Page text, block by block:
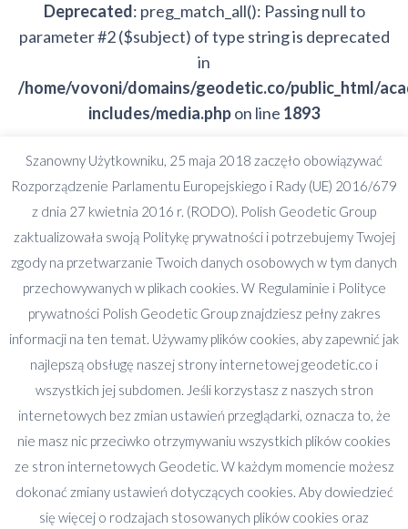
Deprecated: preg_match_all(): Passing null to
parameter #2 ($subject) of type string is deprecated
in
/home/vovoni/domains/geodetic.co/public_html/
includes/media.phpon line 1893
Deprecated: preg_split(): Passing null to parameter
#2 ($subject) of type string is deprecated in
/home/vovoni/domains/geodetic.co/public_html/
includes/formatting.phpon line3501
Deprecated: preg_split(): Passing null to parameter
#2 ($subject) of type string is deprecated in
/home/vovoni/domains/geodetic.co/public_html/
includes/formatting.phpon line3501
Share this image
Share
on
Facebook
Share
on
X
Share
on
Pinterest
Share
on
LinkedIn
Share
on
WhatsApp
Szanowny Użytkowniku, 25 maja 2018 zaczęło obowiązywać
Rozporządzenie Parlamentu Europejskiego i Rady (UE) 2016/679
z dnia 27 kwietnia 2016 r. (RODO). Polish Geodetic Group
zaktualizowała swoją Politykę prywatności i potrzebujemy Twojej
zgody na przetwarzanie Twoich danych osobowych w tym danych
przechowywanych w plikach cookies. W Regulaminie i Polityce
prywatności Polish Geodetic Group znajdziesz pełny zakres
informacji na ten temat. Używamy plików cookies, aby zapewnić jak
najlepszą obsługę naszej strony internetowej geodetic.co i
wszystkich jej subdomen. Jeśli korzystasz z naszych stron
internetowych bez zmian ustawień przeglądarki, oznacza to, że
nie masz nic przeciwko otrzymywaniu wszystkich plików cookies
ze stron internetowych Geodetic. W każdym momencie możesz
dokonać zmiany ustawień dotyczących cookies. Aby dowiedzieć
się więcej o rodzajach stosowanych plików cookies oraz